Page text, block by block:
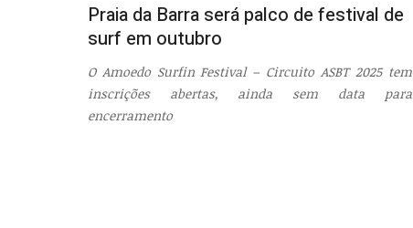
Praia da Barra será palco de festival de
surf em outubro
O Amoedo Surfin Festival – Circuito ASBT 2025 tem
inscrições abertas, ainda sem data para
encerramento